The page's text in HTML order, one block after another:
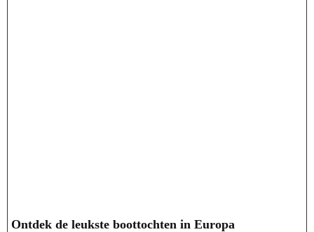
Ontdek de leukste boottochten in Europa